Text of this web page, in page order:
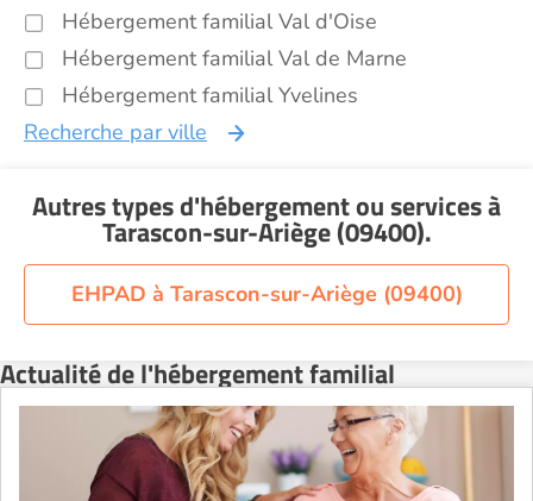
Hébergement familial Val d'Oise
Hébergement familial Val de Marne
Hébergement familial Yvelines
Recherche par ville
Autres types d'hébergement ou servicesà
Tarascon-sur-Ariège (09400).
EHPAD à Tarascon-sur-Ariège (09400)
Actualité de l'hébergement familial